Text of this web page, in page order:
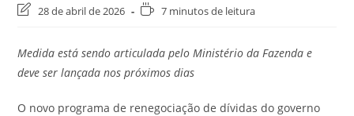
Última
post:
28 de abril de 2026
Tempo7 minutos de leitura
Medida está sendo articulada pelo Ministério da Fazenda e
deve ser lançada nos próximos dias
O novo programa de renegociação de dívidas do governo